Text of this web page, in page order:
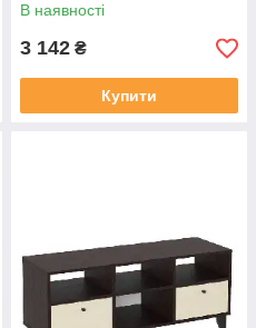
В наявності
3 142 ₴
Купити